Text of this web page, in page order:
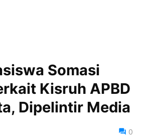
Somasi
Kisruh APBD
Dipelintir Media
0